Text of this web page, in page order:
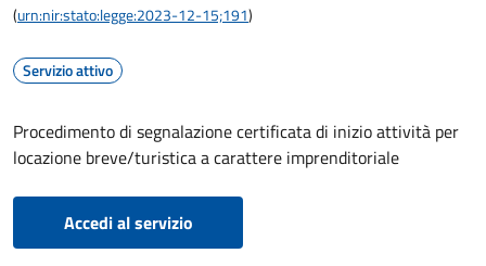
(urn:nir:stato:legge:2023-12-15;191)
Servizio attivo
Procedimento di segnalazione certificata di inizio attività per
locazione breve/turistica a carattere imprenditoriale
Accedi al servizio